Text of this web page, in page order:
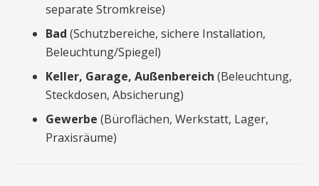
separate Stromkreise)
Bad (Schutzbereiche, sichere Installation,
Beleuchtung/Spiegel)
Keller, Garage, Außenbereich (Beleuchtung,
Steckdosen, Absicherung)
Gewerbe (Büroflächen, Werkstatt, Lager,
Praxisräume)